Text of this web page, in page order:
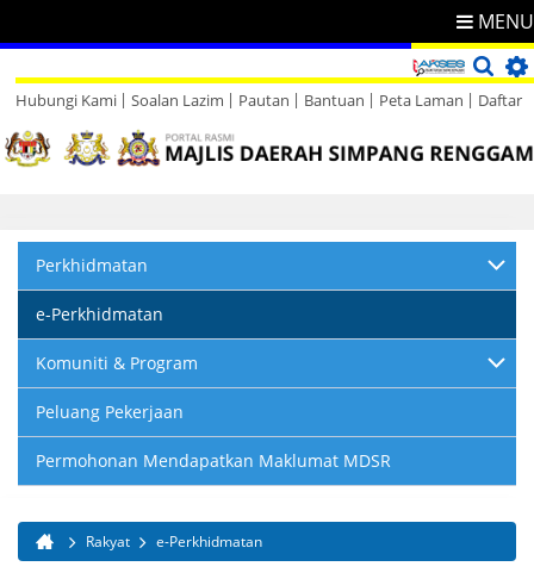
MENU
Hubungi Kami
Direktori
Soalan Lazim Pautan Bantuan Peta Laman Daftar
Perkhidmatan
e-Perkhidmatan
Komuniti & Program
Peluang Pekerjaan
Permohonan Mendapatkan Maklumat MDSR
Anda di sini
Rakyat e-Perkhidmatan